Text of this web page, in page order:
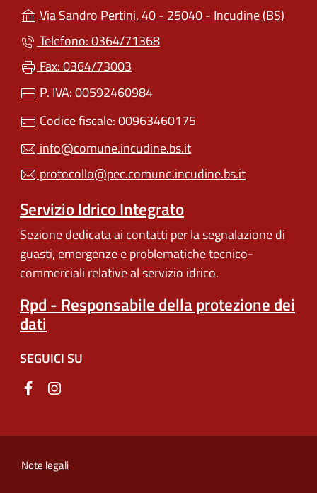
Via Sandro Pertini, 40 - 25040 - Incudine (BS)
Telefono: 0364/71368
Fax: 0364/73003
P. IVA: 00592460984
Codice fiscale: 00963460175
info@comune.incudine.bs.it
protocollo@pec.comune.incudine.bs.it
Servizio Idrico Integrato
Sezione dedicata ai contatti per la segnalazione di
guasti, emergenze e problematiche tecnico-
commerciali relative al servizio idrico.
Rpd - Responsabile della protezione dei
dati
SEGUICI SU
Note legali